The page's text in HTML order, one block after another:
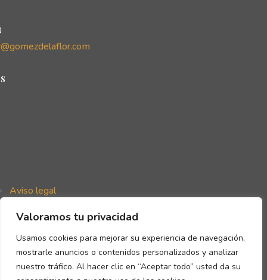
Valoramos tu privacidad
Usamos cookies para mejorar su experiencia de navegación,
mostrarle anuncios o contenidos personalizados y analizar
nuestro tráfico. Al hacer clic en “Aceptar todo” usted da su
Aviso legal
Política de cookies
Declaración de accesibilidad